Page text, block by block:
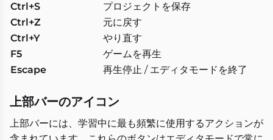
Ctrl+S
プロジェクトを保存
Ctrl+Z
元に戻す
Ctrl+Y
やり直す
F5
ゲームを再生
Escape
再生停止 / エディタモードを終了
上部バーのアイコン
上部バーには、学習中に最も頻繁に使用するアクションが